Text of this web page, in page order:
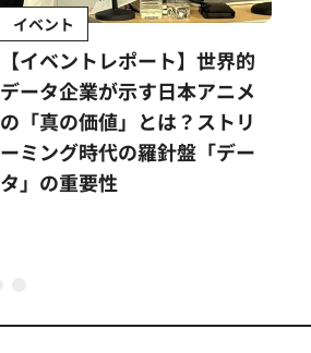
イベント
【イベントレポート】世界的
データ企業が示す日本アニメ
の「真の価値」とは？ストリ
ーミング時代の羅針盤「デー
タ」の重要性